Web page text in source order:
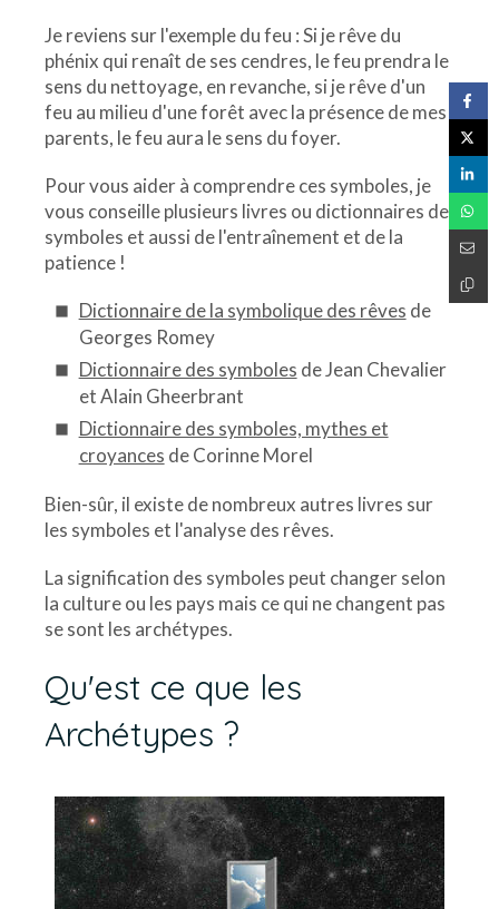
Je reviens sur l'exemple du feu : Si je rêve du
phénix qui renaît de ses cendres, le feu prendra le
sens du nettoyage, en revanche, si je rêve d'un
feu au milieu d'une forêt avec la présence de mes
parents, le feu aura le sens du foyer.
Pour vous aider à comprendre ces symboles, je
vous conseille plusieurs livres ou dictionnaires de
symboles et aussi de l'entraînement et de la
patience !
Dictionnaire de la symbolique des rêves de
Georges Romey
Dictionnaire des symboles de Jean Chevalier
et Alain Gheerbrant
Dictionnaire des symboles, mythes et
croyances de Corinne Morel
Bien-sûr, il existe de nombreux autres livres sur
les symboles et l'analyse des rêves.
La signification des symboles peut changer selon
la culture ou les pays mais ce qui ne changent pas
se sont les archétypes.
Qu'est ce que les
Archétypes ?